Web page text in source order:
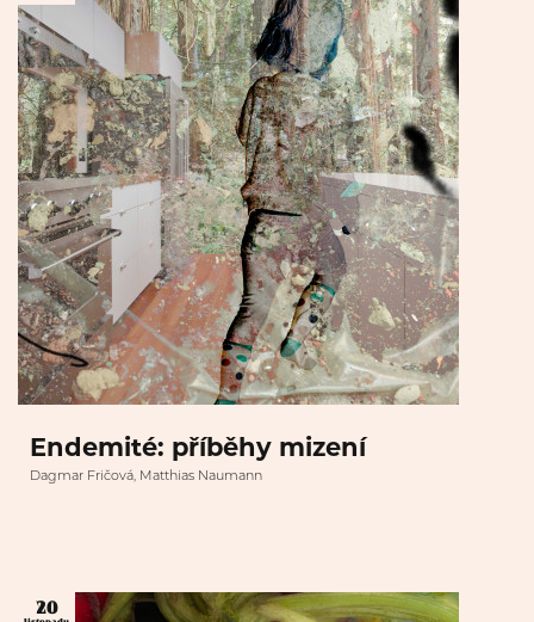
Endemité: příběhy mizení
Dagmar Fričová, Matthias Naumann
20